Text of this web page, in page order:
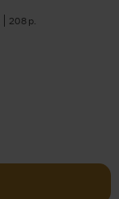
208